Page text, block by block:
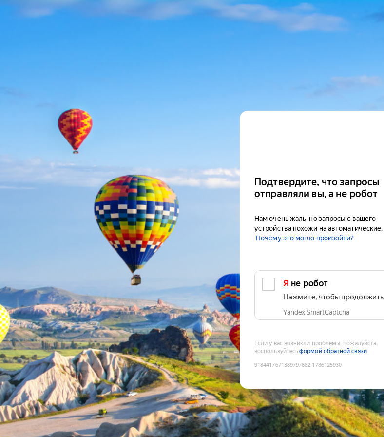
Подтвердите, что запросы
отправляли вы, а не робот
Нам очень жаль, но запросы с вашего
устройства похожи на автоматические.
Почему это могло произойти?
Я не робот
Нажмите, чтобы продолжить
Yandex SmartCaptcha
Если у вас возникли проблемы, пожалуйста,
воспользуйтесьформой обратной связи
9184417671389797682:1786125930